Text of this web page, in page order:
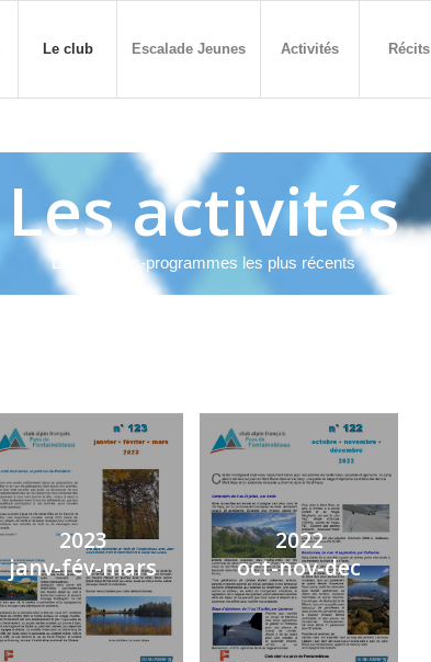
Le club Escalade Jeunes Activités Récits
Les activités
Les bulletins-programmes les plus récents
2023
janv-fév-mars
2022
oct-nov-dec